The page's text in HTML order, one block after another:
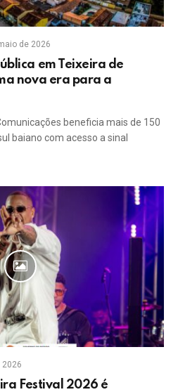
de 2026
em Teixeira de
nova era para a
beneficia mais de 150
baiano com acesso a sinal
2026
Festival 2026 é